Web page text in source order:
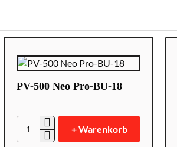
PV-500 Neo Pro-BU-18
PV-
+ Warenkorb